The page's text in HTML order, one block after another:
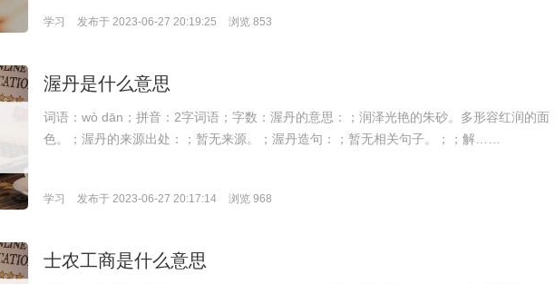
学习 发布于 2023-06-27 20:19:25 浏览 853
渥丹是什么意思
词语：wò dān；拼音：2字词语；字数：渥丹的意思：；润泽光艳的朱砂。多形容红润的面
色。；渥丹的来源出处：；暂无来源。；渥丹造句：；暂无相关句子。；；解……
学习 发布于 2023-06-27 20:17:14 浏览 968
士农工商是什么意思